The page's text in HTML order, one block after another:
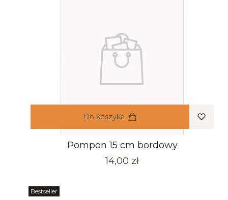
Do koszyka
Pompon 15 cm bordowy
Cena
14,00 zł
Bestseller